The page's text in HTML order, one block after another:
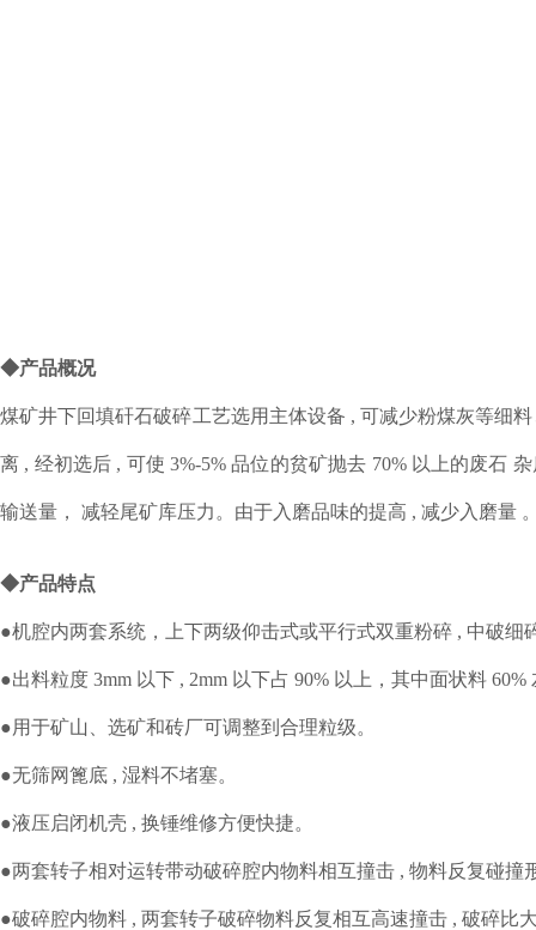
◆产品概况
煤矿井下回填矸石破碎工艺选用主体设备 , 可减少粉煤灰等细
离 , 经初选后 , 可使 3%-5% 品位的贫矿抛去 70% 以上的废石
输送量， 减轻尾矿库压力。由于入磨品味的提高 , 减少入磨量
◆产品特点
●机腔内两套系统，上下两级仰击式或平行式双重粉碎 , 中破细
●出料粒度 3mm 以下 , 2mm 以下占 90% 以上，其中面状料 60%
●用于矿山、选矿和砖厂可调整到合理粒级。
●无筛网篦底 , 湿料不堵塞。
●液压启闭机壳 , 换锤维修方便快捷。
●两套转子相对运转带动破碎腔内物料相互撞击 , 物料反复碰
●破碎腔内物料 , 两套转子破碎物料反复相互高速撞击 , 破碎比